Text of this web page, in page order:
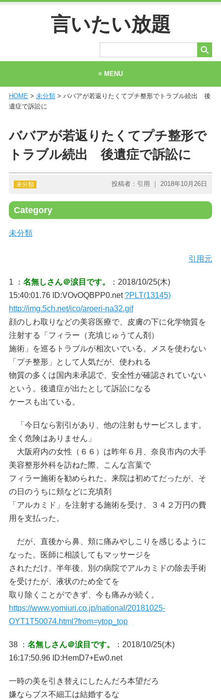
言いたい放題
≡ MENU
ホーム
お問い合わせ
HOME> 未分類> ババアが若返りたくてプチ整形でトラブル続出 後
遺症で訴訟に
ババアが若返りたくてプチ整形で
トラブル続出 後遺症で訴訟に
未分類 投稿者：引用 ｜ 2018年10月26日
Category
未分類
引用元
1 ： 名無しさん＠涙目です。
：2018/10/25(木)
15:40:01.76 ID:VOvOQBPP0.net?PLT(13145)
http://img.5ch.net/ico/aroeri-na32.gif
顔のしわ取りなどの美容医療で、皮膚の下に化学物質を
注射する「フィラー（充填じゅうてん剤）
施術」を巡るトラブルが相次いでいる。メスを使わない
「プチ整形」として人気だが、使われる
物質の多くは国内未承認で、安全性が確認されていない
という。後遺症が出たとして訴訟になる
ケースも出ている。
「今日なら割引があり、他の注射もサービスします。
全く危険はありません」
大阪府内の女性（６６）は昨年６月、奈良市内の大手
美容整形外科を訪ねた際、こんな言葉で
フィラー施術を勧められた。来院は初めてだったが、そ
の日のうちに頬などに充填剤
「アルカミド」を注射する施術を受け、３４２万円の費
用を支払った。
だが、直後から鼻、頬に痛みやしこりを感じるように
なった。医師に相談してもマッサージを
されただけ。半年後、別の病院でアルカミドの除去手術
を受けたが、液状のため全てを
取り除くことができず、今も痛みが続く。
https://www.yomiuri.co.jp/national/20181025-
OYT1T50074.html?from=ytop_top
38 ： 名無しさん＠涙目です。
：2018/10/25(木)
16:17:50.96 ID:HemD7+Ew0.net
一時の美を引き替えにしたんだろ本望だろ
嫌ならブス不細工は結婚するな